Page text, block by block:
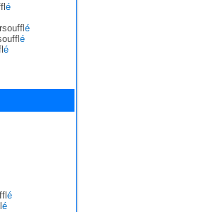
é
é
é
é
é
é